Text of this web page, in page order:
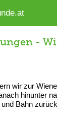
-
wir zur
hinunter
Bahn